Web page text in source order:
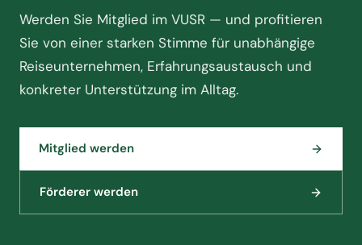
Werden Sie Mitglied im VUSR — und profitieren
Sie von einer starken Stimme für unabhängige
Reiseunternehmen, Erfahrungsaustausch und
konkreter Unterstützung im Alltag.
Mitglied werden
Förderer werden